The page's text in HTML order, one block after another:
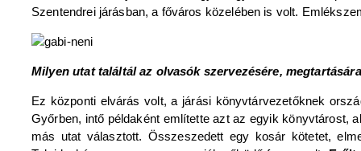
Szentendrei járásban, a főváros közelében is volt.
Milyen utat találtál az olvasók szervezésére,
Ez központi elvárás volt, a járási könyvtárvezetőknek
Győrben, intő példaként említette azt az egyik könyvtárost,
más utat választott. Összeszedett egy kosár kötetet,